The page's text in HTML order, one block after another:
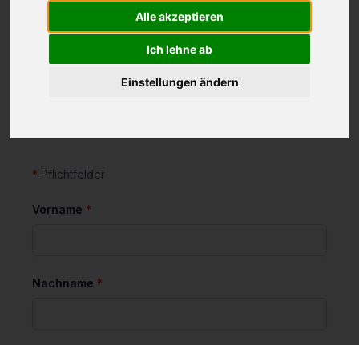
Alle akzeptieren
Ich lehne ab
Einstellungen ändern
Lass uns loslegen
* Pflichtfelder
Vorname *
Nachname *